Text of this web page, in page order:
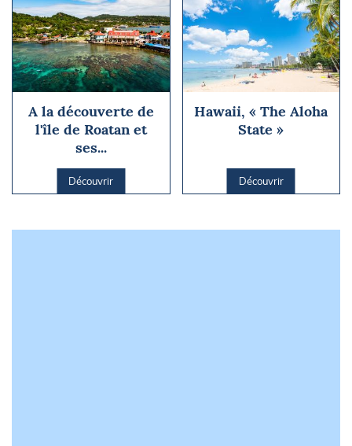
A la découverte de
l'île de Roatan et
ses...
Découvrir
Hawaii, « The Aloha
State »
Découvrir